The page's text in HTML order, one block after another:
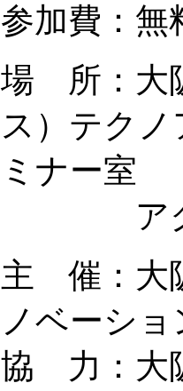
参加費：無
場 所：大
ス）テク
ミナー室
アク
主 催：大
ノベーショ
協 力：大